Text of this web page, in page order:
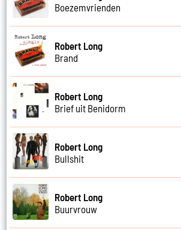
Boezemvrienden
Robert Long
Brand
Robert Long
Brief uit Benidorm
Robert Long
Bullshit
Robert Long
Buurvrouw